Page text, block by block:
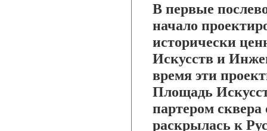
В первые
начало
исторически
Искусств и
время эти
Площадь
партером
раскрылась к